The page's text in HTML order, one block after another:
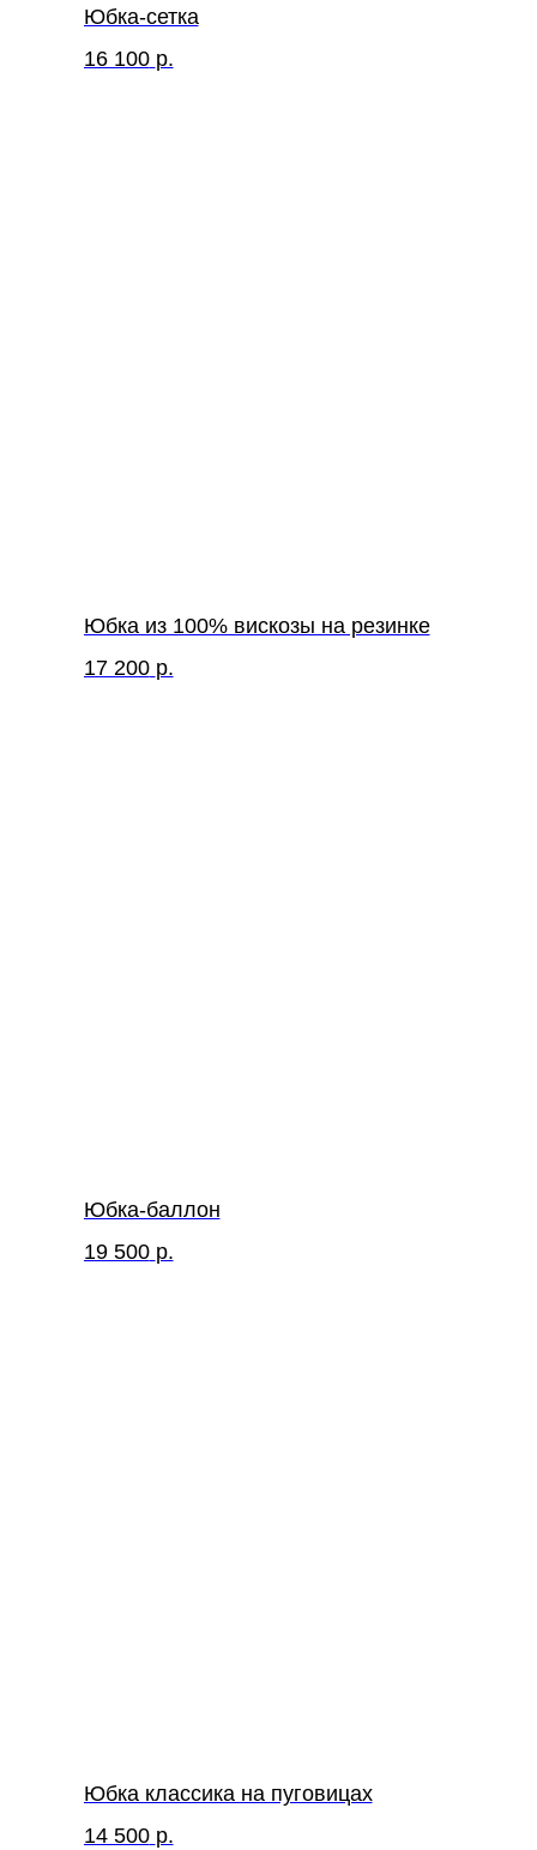
Юбка-сетка
16 100 р.
Юбка из 100% вискозы на резинке
17 200 р.
Юбка-баллон
19 500 р.
Юбка классика на пуговицах
14 500 р.